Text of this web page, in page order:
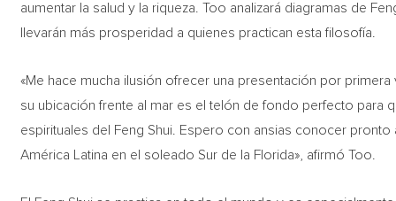
aumentar la salud y la riqueza. Too analizará diagramas de
llevarán más prosperidad a quienes practican esta filosofía.
«Me hace mucha ilusión ofrecer una presentación por
su ubicación frente al mar es el telón de fondo perfecto para
espirituales del Feng Shui. Espero con ansias conocer
América Latina en el soleado Sur de la Florida», afirmó Too.